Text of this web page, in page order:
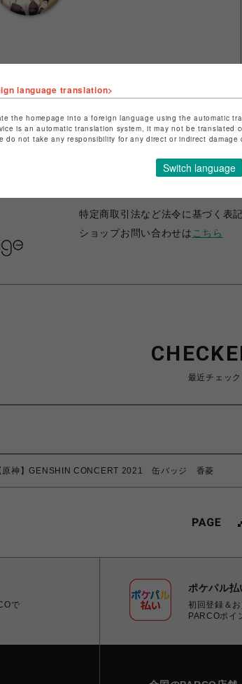
fantasy village
特定商取引法など法令に基づく表
ショップお問い合わせは こちら
最近チェッ
原神】GENSHIN CONCERT 2021 缶バッジ 香菱
で
ポケパル払
初回登録＆
PARCOポイ
language translation>
the homepage into a foreign language using the automatic
is an automatic translation system, it may not be
do not take any responsibility for any direct or indirect
Switch language